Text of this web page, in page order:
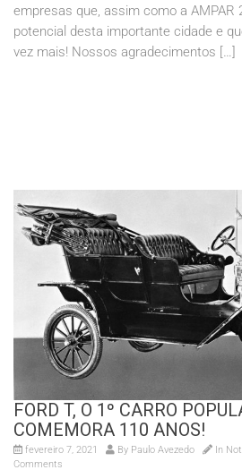
empresas que, assim como a AMPAR
potencial desta importante cidade e
vez mais! Nossos agradecimentos […]
FORD T, O 1º CARRO
COMEMORA 110 ANOS!
fevereiro 7, 2021 By Paulo Avezedo In
Comments